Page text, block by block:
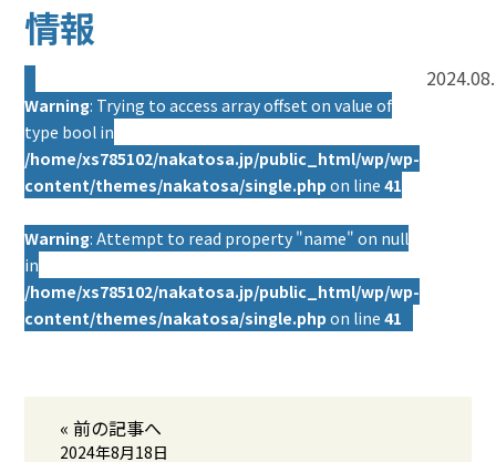
情報
Warning: Trying to access array offset on value of
type bool in
/home/xs785102/nakatosa.jp/public_html/wp/wp-
content/themes/nakatosa/single.php on line41
Warning: Attempt to read property "name" on null
in
/home/xs785102/nakatosa.jp/public_html/wp/wp-
content/themes/nakatosa/single.php on line41
« 前の記事へ
2024年8月18日